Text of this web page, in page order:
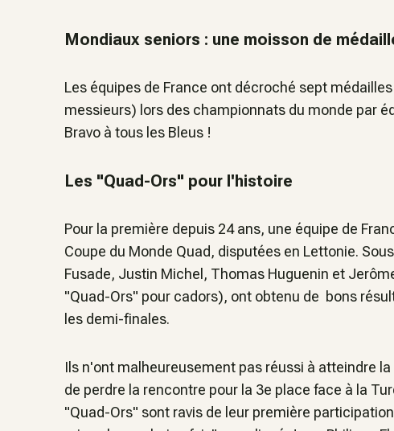
Mondiaux seniors : une moisson de
Les équipes de France ont décroché sept
messieurs) lors des championnats du monde par
Bravo à tous les Bleus !
Les "Quad-Ors" pour l'histoire
Pour la première depuis 24 ans, une équipe de
Coupe du Monde Quad, disputées en Lettonie.
Fusade, Justin Michel, Thomas Huguenin et
"Quad-Ors" pour cadors), ont obtenu de bons
les demi-finales.
Ils n'ont malheureusement pas réussi à atteindre
de perdre la rencontre pour la 3e place face à la
"Quad-Ors" sont ravis de leur première